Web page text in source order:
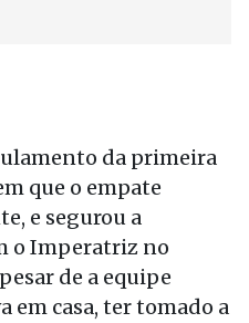
da primeira
que o empate
e segurou a
o Imperatriz no
de a equipe
em casa, ter tomado a